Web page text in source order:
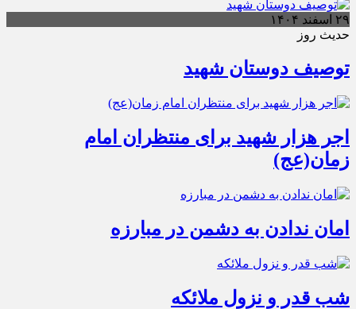
۲۹ اسفند ۱۴۰۴
حدیث روز
توصیف دوستان شهید
اجر هزار شهید برای منتظران امام
زمان(عج)
امان ندادن به دشمن در مبارزه
شب قدر و نزول ملائکه